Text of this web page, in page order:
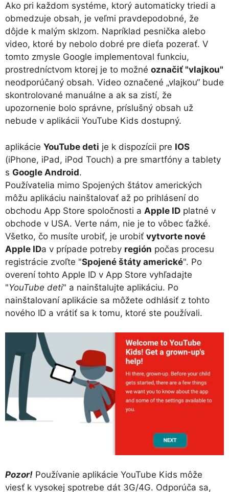
Ako pri každom systéme, ktorý automaticky triedi a
obmedzuje obsah, je veľmi pravdepodobné, že
dôjde k malým sklzom. Napríklad pesnička alebo
video, ktoré by nebolo dobré pre dieťa pozerať. V
tomto zmysle Google implementoval funkciu,
prostredníctvom ktorej je to možné označiť "vlajkou"
neodporúčaný obsah. Video označené „vlajkou“ bude
skontrolované manuálne a ak sa zistí, že
upozornenie bolo správne, príslušný obsah už
nebude v aplikácii YouTube Kids dostupný.
aplikácie YouTube deti je k dispozícii pre IOS
(iPhone, iPad, iPod Touch) a pre smartfóny a tablety
s Google Android.
Používatelia mimo Spojených štátov amerických
môžu aplikáciu nainštalovať až po prihlásení do
obchodu App Store spoločnosti a Apple ID platné v
obchode v USA. Verte nám, nie je to vôbec ťažké.
Všetko, čo musíte urobiť, je urobiť vytvorte nové
Apple IDa v prípade potreby región počas procesu
registrácie zvoľte "Spojené štáty americké". Po
overení tohto Apple ID v App Store vyhľadajte
"YouTube deti" a nainštalujte aplikáciu. Po
nainštalovaní aplikácie sa môžete odhlásiť z tohto
nového ID a vrátiť sa k tomu, ktoré ste používali.
Pozor! Používanie aplikácie YouTube Kids môže
viesť k vysokej spotrebe dát 3G/4G. Odporúča sa,